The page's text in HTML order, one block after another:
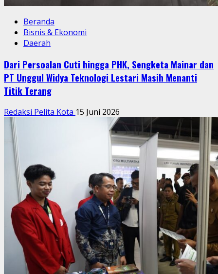
Beranda
Bisnis & Ekonomi
Daerah
Dari Persoalan Cuti hingga PHK, Sengketa Mainar dan
PT Unggul Widya Teknologi Lestari Masih Menanti
Titik Terang
Redaksi Pelita Kota 15 Juni 2026